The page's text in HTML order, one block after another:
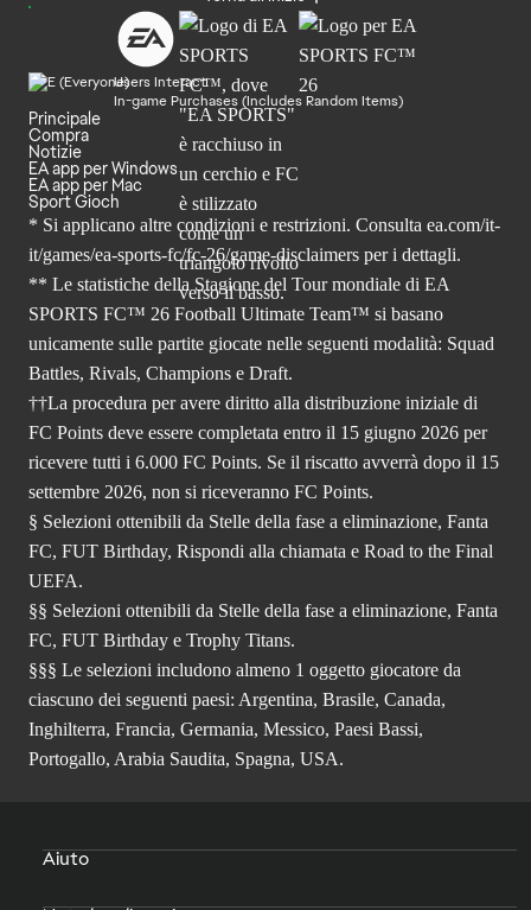
Users Interact
In-game Purchases (Includes Random Items)
Principale
Compra
Notizie
EA app per Windows
EA app per Mac
Sport Gioch
* Si applicano altre condizioni e restrizioni. Consulta ea.com/it-
it/games/ea-sports-fc/fc-26/game-disclaimers per i dettagli.
** Le statistiche della Stagione del Tour mondiale di EA
SPORTS FC™ 26 Football Ultimate Team™ si basano
unicamente sulle partite giocate nelle seguenti modalità: Squad
Battles, Rivals, Champions e Draft.
††La procedura per avere diritto alla distribuzione iniziale di
FC Points deve essere completata entro il 15 giugno 2026 per
ricevere tutti i 6.000 FC Points. Se il riscatto avverrà dopo il 15
settembre 2026, non si riceveranno FC Points.
§ Selezioni ottenibili da Stelle della fase a eliminazione, Fanta
FC, FUT Birthday, Rispondi alla chiamata e Road to the Final
UEFA.
§§ Selezioni ottenibili da Stelle della fase a eliminazione, Fanta
FC, FUT Birthday e Trophy Titans.
§§§ Le selezioni includono almeno 1 oggetto giocatore da
ciascuno dei seguenti paesi: Argentina, Brasile, Canada,
Inghilterra, Francia, Germania, Messico, Paesi Bassi,
Portogallo, Arabia Saudita, Spagna, USA.
Aiuto